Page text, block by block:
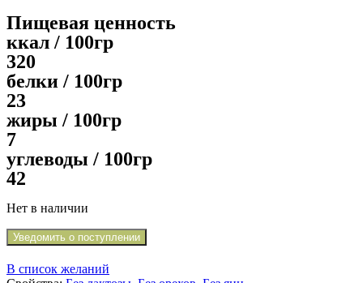
Пищевая ценность
ккал / 100гр
320
белки / 100гр
23
жиры / 100гр
7
углеводы / 100гр
42
Нет в наличии
Уведомить о поступлении
В список желаний